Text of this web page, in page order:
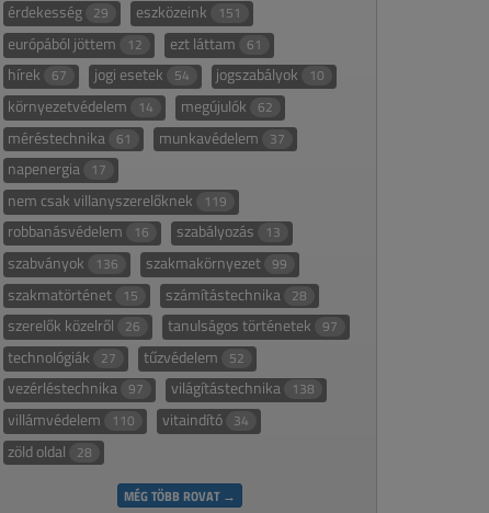
érdekesség 29 eszközeink 151
európából jöttem 12 ezt láttam 61
hírek 67 jogi esetek 54 jogszabályok 10
környezetvédelem 14 megújulók 62
méréstechnika 61 munkavédelem 37
napenergia 17
nem csak villanyszerelőknek 119
robbanásvédelem 16 szabályozás 13
szabványok 136 szakmakörnyezet 99
szakmatörténet 15 számítástechnika 28
szerelők közelről 26 tanulságos történetek 97
technológiák 27 tűzvédelem 52
vezérléstechnika 97 világítástechnika 138
villámvédelem 110 vitaindító 34
zöld oldal 28
MÉG TÖBB ROVAT →